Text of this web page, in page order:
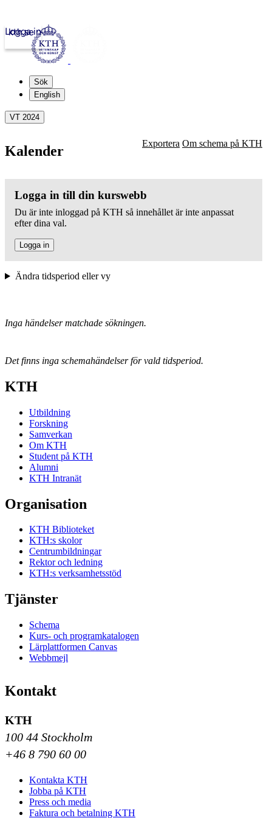
kth.se
Logga in
Sök
English
VT 2024
Kalender Exportera Om schema på KTH
Logga in till din kurswebb
Du är inte inloggad på KTH så innehållet är inte anpassat
efter dina val.
Logga in
Ändra tidsperiod eller vy
Inga händelser matchade sökningen.
Det finns inga schemahändelser för vald tidsperiod.
KTH
Utbildning
Forskning
Samverkan
Om KTH
Student på KTH
Alumni
KTH Intranät
Organisation
KTH Biblioteket
KTH:s skolor
Centrumbildningar
Rektor och ledning
KTH:s verksamhetsstöd
Tjänster
Schema
Kurs- och programkatalogen
Lärplattformen Canvas
Webbmejl
Kontakt
KTH
100 44 Stockholm
+46 8 790 60 00
Kontakta KTH
Jobba på KTH
Press och media
Faktura och betalning KTH